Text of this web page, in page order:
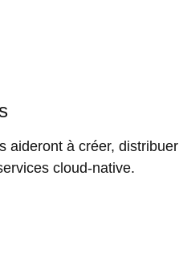
aideront à créer, distribuer
cloud-native.